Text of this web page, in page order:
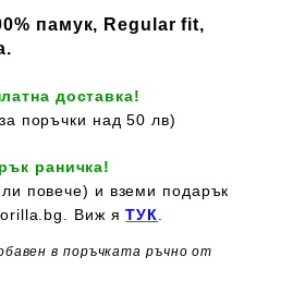
памук, Regular fit,
доставка!
поръчки над 50 лв)
раничка!
повече) и вземи подарък
Виж яТУК
в поръчката ръчно от